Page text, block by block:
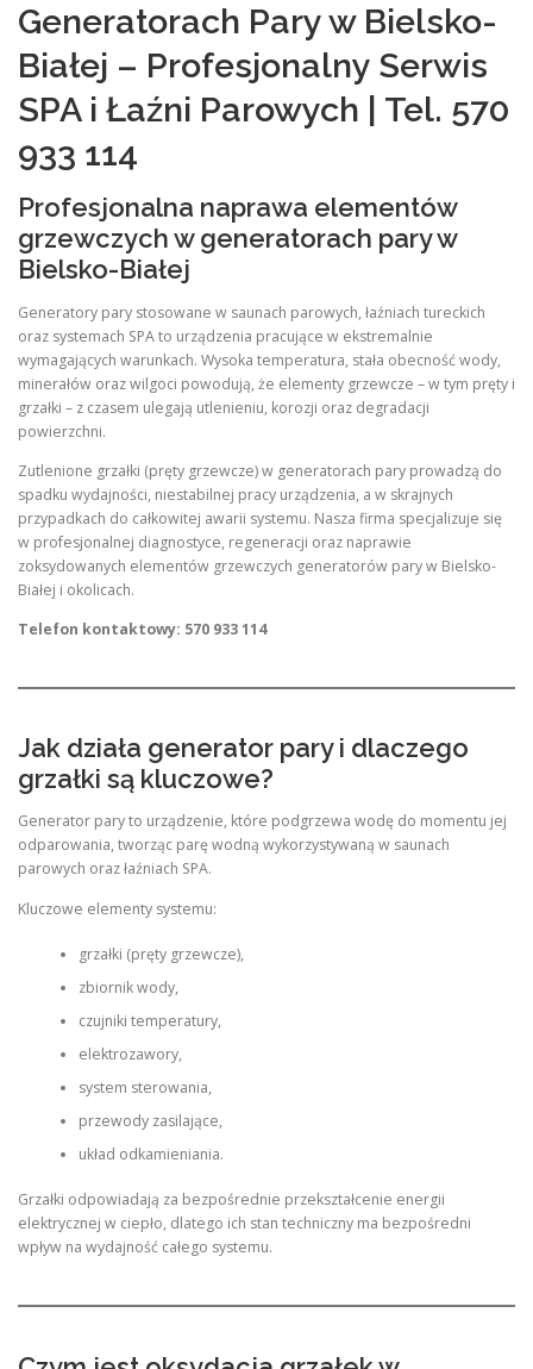
Generatorach Pary w Bielsko-
Białej – Profesjonalny Serwis
SPA i Łaźni Parowych | Tel. 570
933 114
Profesjonalna naprawa elementów
grzewczych w generatorach pary w
Bielsko-Białej
Generatory pary stosowane w saunach parowych, łaźniach tureckich
oraz systemach SPA to urządzenia pracujące w ekstremalnie
wymagających warunkach. Wysoka temperatura, stała obecność wody,
minerałów oraz wilgoci powodują, że elementy grzewcze – w tym pręty i
grzałki – z czasem ulegają utlenieniu, korozji oraz degradacji
powierzchni.
Zutlenione grzałki (pręty grzewcze) w generatorach pary prowadzą do
spadku wydajności, niestabilnej pracy urządzenia, a w skrajnych
przypadkach do całkowitej awarii systemu. Nasza firma specjalizuje się
w profesjonalnej diagnostyce, regeneracji oraz naprawie
zoksydowanych elementów grzewczych generatorów pary w Bielsko-
Białej i okolicach.
Telefon kontaktowy: 570 933 114
Jak działa generator pary i dlaczego
grzałki są kluczowe?
Generator pary to urządzenie, które podgrzewa wodę do momentu jej
odparowania, tworząc parę wodną wykorzystywaną w saunach
parowych oraz łaźniach SPA.
Kluczowe elementy systemu:
grzałki (pręty grzewcze),
zbiornik wody,
czujniki temperatury,
elektrozawory,
system sterowania,
przewody zasilające,
układ odkamieniania.
Grzałki odpowiadają za bezpośrednie przekształcenie energii
elektrycznej w ciepło, dlatego ich stan techniczny ma bezpośredni
wpływ na wydajność całego systemu.